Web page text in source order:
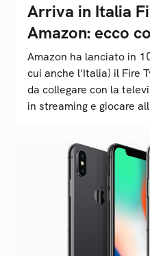
Arriva in Italia
Amazon: ecco
Amazon ha lanciato in
cui anche l'Italia) il Fire
da collegare con la
in streaming e giocare